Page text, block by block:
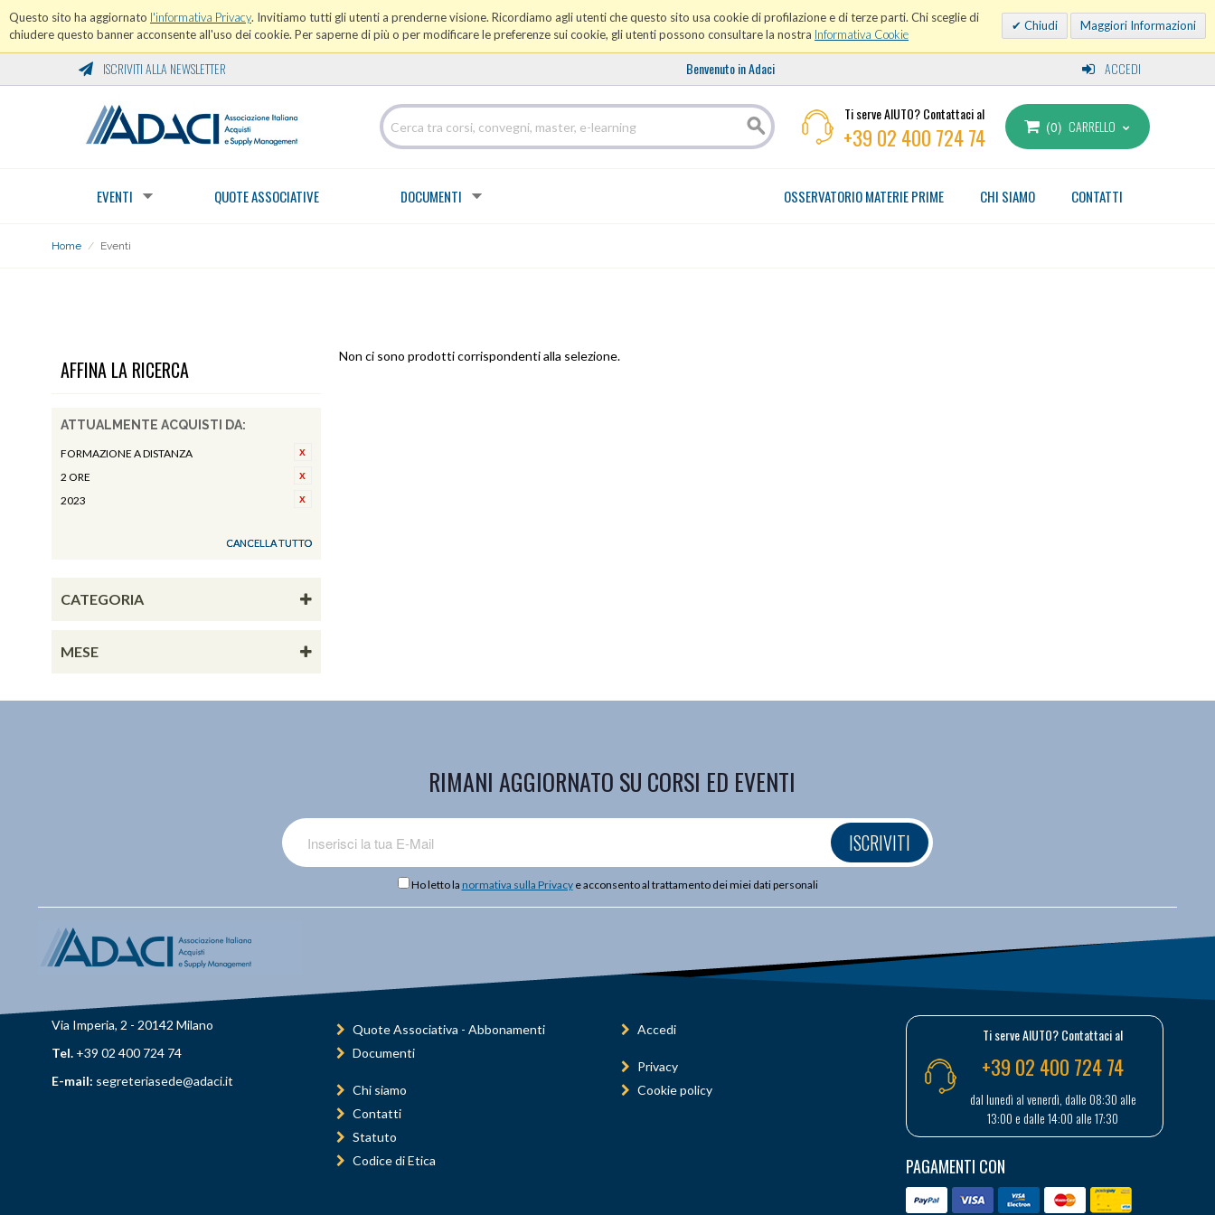
Questo sito ha aggiornato l'informativa Privacy. Invitiamo tutti gli utenti a prenderne visione. Ricordiamo agli utenti che questo sito usa cookie di profilazione e di terze parti. Chi sceglie di
chiudere questo banner acconsente all'uso dei cookie. Per saperne di più o per modificare le preferenze sui cookie, gli utenti possono consultare la nostra Informativa Cookie
Chiudi Maggiori Informazioni
ISCRIVITI ALLA NEWSLETTER Benvenuto in Adaci ACCEDI
Ti serve AIUTO? Contattaci al
+39 02 400 724 74 0 CARRELLO
EVENTI QUOTE ASSOCIATIVE DOCUMENTI CONTATTI
CHI SIAMO
OSSERVATORIO MATERIE PRIME
Home / Eventi
AFFINA LA RICERCA
ATTUALMENTE ACQUISTI DA:
FORMAZIONE A DISTANZA
2 ORE
2023
CANCELLA TUTTO
CATEGORIA
MESE
Non ci sono prodotti corrispondenti alla selezione.
RIMANI AGGIORNATO SU CORSI ED EVENTI
ISCRIVITI
Ho letto la normativa sulla Privacye acconsento al trattamento dei miei dati personali
Via Imperia, 2 - 20142 Milano
Tel. +39 02 400 724 74
E-mail: segreteriasede@adaci.it
Quote Associativa - Abbonamenti
Documenti
Chi siamo
Contatti
Statuto
Codice di Etica
Accedi
Privacy
Cookie policy
Ti serve AIUTO? Contattaci al
+39 02 400 724 74
dal lunedì al venerdì, dalle 08:30 alle
13:00 e dalle 14:00 alle 17:30
PAGAMENTI CON